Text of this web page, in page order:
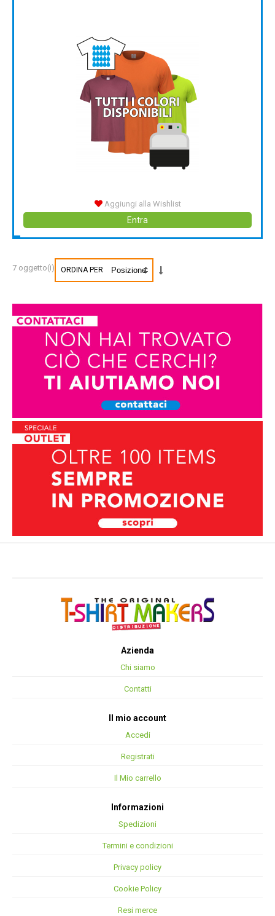
Aggiungi alla Wishlist
Entra
7 oggetto(i) ORDINA PER
Azienda
Chi siamo
Contatti
Il mio account
Accedi
Registrati
Il Mio carrello
Informazioni
Spedizioni
Termini e condizioni
Privacy policy
Cookie Policy
Resi merce